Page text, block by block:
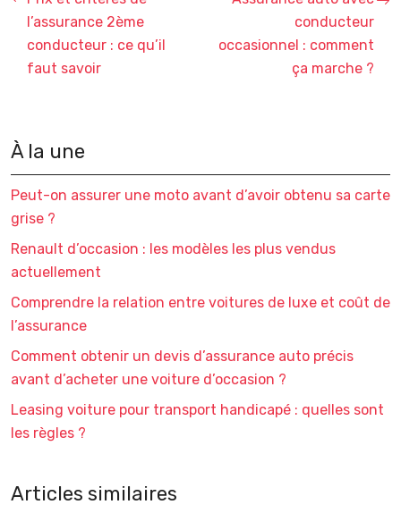
l’assurance 2ème
conducteur : ce qu’il
faut savoir
conducteur
occasionnel : comment
ça marche ?
À la une
Peut-on assurer une moto avant d’avoir obtenu sa carte
grise ?
Renault d’occasion : les modèles les plus vendus
actuellement
Comprendre la relation entre voitures de luxe et coût de
l’assurance
Comment obtenir un devis d’assurance auto précis
avant d’acheter une voiture d’occasion ?
Leasing voiture pour transport handicapé : quelles sont
les règles ?
Articles similaires